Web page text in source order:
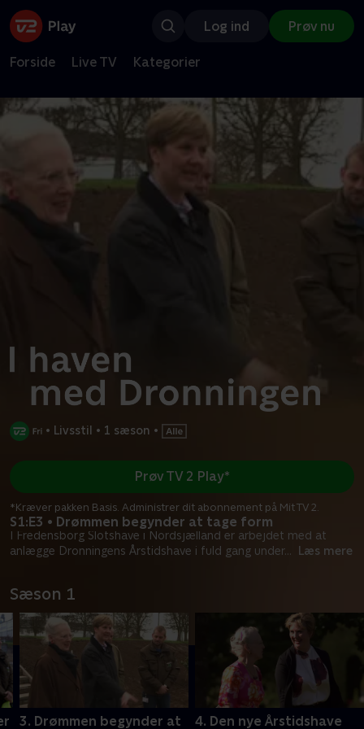
Log ind Prøv nu
Forside Live TV Kategorier
• Livsstil • 1 sæson •
S1:E3 • Drømmen begynder at tage form
I Fredensborg Slotshave i Nordsjælland er arbejdet med at
anlægge Dronningens Årstidshave i fuld gang under... Læs mere
Prøv TV 2 Play*
*Kræver pakken Basis. Administrer dit abonnement på Mit TV 2.
Sæson 1
3. Drømmen begynder at
4. Den nye Årstidshave